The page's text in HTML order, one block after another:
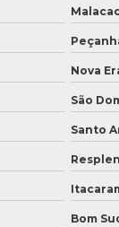
Nova
São
Santo
Bom